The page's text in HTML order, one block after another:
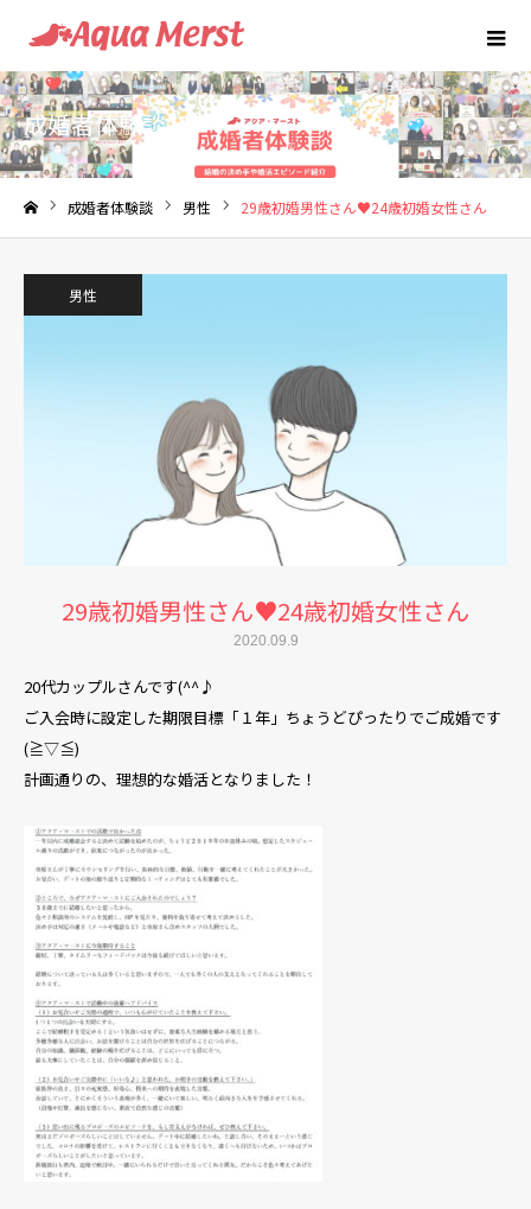
成婚者体験談
成婚者体験談 男性 29歳初婚男性さん♥24歳初婚女性さん
男性
29歳初婚男性さん♥24歳初婚女性さん
2020.09.9
20代カップルさんです(^^♪
ご入会時に設定した期限目標「１年」ちょうどぴったりでご成婚です
(≧▽≦)
計画通りの、理想的な婚活となりました！